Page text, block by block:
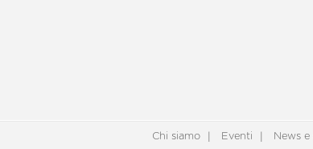
Chi siamo Eventi News